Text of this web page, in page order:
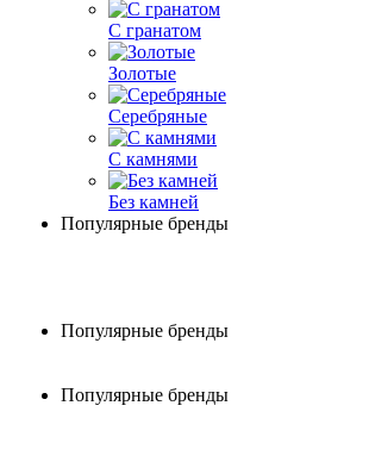
С гранатом
Золотые
Серебряные
С камнями
Без камней
Популярные бренды
Популярные бренды
Популярные бренды